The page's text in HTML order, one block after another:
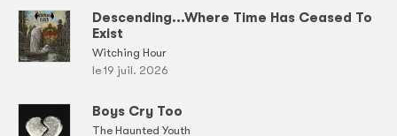
Descending...Where Time Has Ceased To
Exist
Witching Hour
le 19 juil. 2026
Boys Cry Too
The Haunted Youth